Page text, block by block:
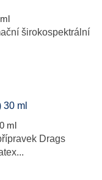
širokospektrální
ml
Drags